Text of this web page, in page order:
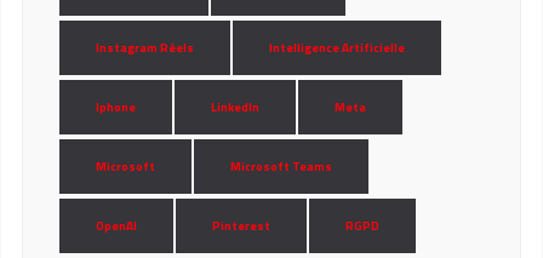
Instagram Réels Intelligence Artificielle
Iphone LinkedIn Meta
Microsoft Microsoft Teams
OpenAI Pinterest RGPD